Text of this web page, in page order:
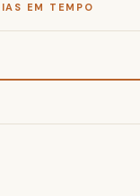
EM TEMPO